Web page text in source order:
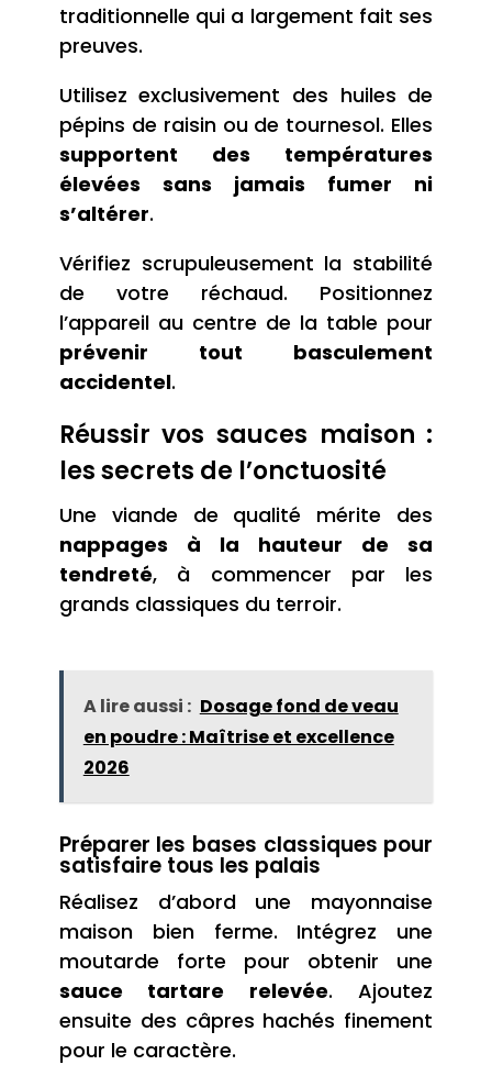
traditionnelle qui a largement fait ses
preuves.
Utilisez exclusivement des huiles de
pépins de raisin ou de tournesol. Elles
supportent des températures
élevées sans jamais fumer ni
s’altérer.
Vérifiez scrupuleusement la stabilité
de votre réchaud. Positionnez
l’appareil au centre de la table pour
prévenir tout basculement
accidentel.
Réussir vos sauces maison :
les secrets de l’onctuosité
Une viande de qualité mérite des
nappages à la hauteur de sa
tendreté, à commencer par les
grands classiques du terroir.
A lire aussi : Dosage fond de veau
en poudre : Maîtrise et excellence
2026
Préparer les bases classiques pour
satisfaire tous les palais
Réalisez d’abord une mayonnaise
maison bien ferme. Intégrez une
moutarde forte pour obtenir une
sauce tartare relevée. Ajoutez
ensuite des câpres hachés finement
pour le caractère.